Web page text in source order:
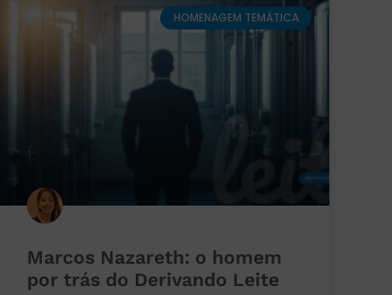
HOMENAGEM TEMÁTICA
Marcos Nazareth: o homem
por trás do Derivando Leite